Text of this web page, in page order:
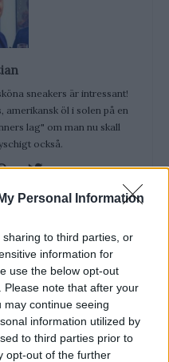
Personal Information
to third parties, or
information for
use the below opt-out
note that after your
continue seeing
information utilized by
to third parties prior to
opt-out of the further
sneakers är intressant!
amerikansk öl i solen på en
lag" om man nu skall
också.
Down-Skjorta,
Är Det Snyggt?